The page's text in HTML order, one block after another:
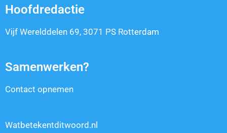
Hoofdredactie
Vijf Werelddelen 69, 3071 PS Rotterdam
Samenwerken?
Contact opnemen
Watbetekentditwoord.nl